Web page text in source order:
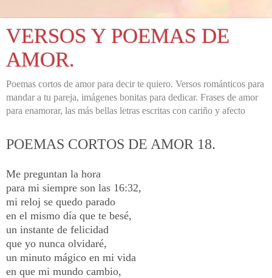
VERSOS Y POEMAS DE
AMOR.
Poemas cortos de amor para decir te quiero. Versos románticos para
mandar a tu pareja, imágenes bonitas para dedicar. Frases de amor
para enamorar, las más bellas letras escritas con cariño y afecto
POEMAS CORTOS DE AMOR 18.
Me preguntan la hora
para mi siempre son las 16:32,
mi reloj se quedo parado
en el mismo día que te besé,
un instante de felicidad
que yo nunca olvidaré,
un minuto mágico en mi vida
en que mi mundo cambio,